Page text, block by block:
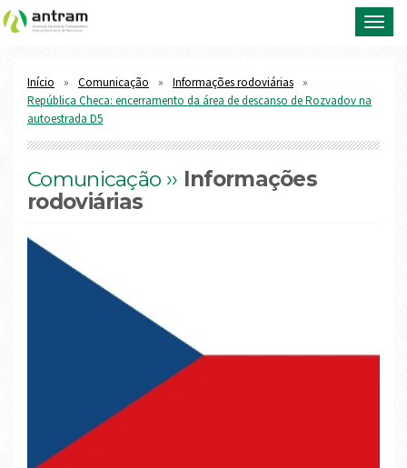
Início Comunicação
Informações rodoviárias
República Checa: encerramento da área de descanso de Rozvadov na
autoestrada D5
Comunicação ›› Informações
rodoviárias